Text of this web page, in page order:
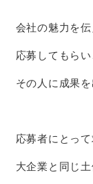
会社の魅力を伝
応募してもらい
その人に成果
応募者にとっ
大企業と同じ土